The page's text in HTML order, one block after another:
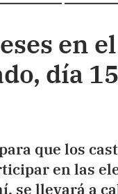
en
día
que los
en las
se llevará a